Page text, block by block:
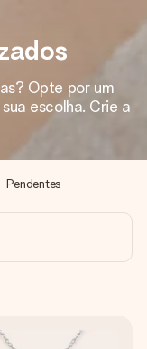
avaliam-nos
- com o nome
realmente toca o
o amor num
Opte por um
escolha. Crie a
Pendentes